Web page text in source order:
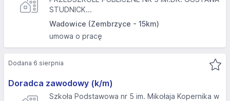
STUDNICK...
Wadowice (Zembrzyce - 15km)
umowa o pracę
Doradca zawodowy (k/m)
Szkoła Podstawowa nr 5 im. Mikołaja Kopernika w
Dodana 6 sierpnia